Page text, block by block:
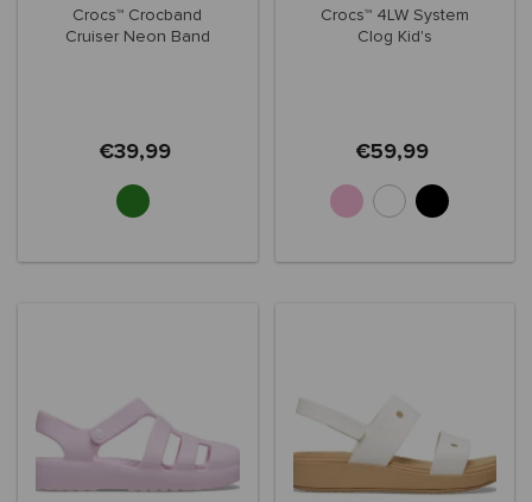
Crocs™ Crocband
Cruiser Neon Band
€39,99
Crocs™ 4LW System
Clog Kid's
€59,99